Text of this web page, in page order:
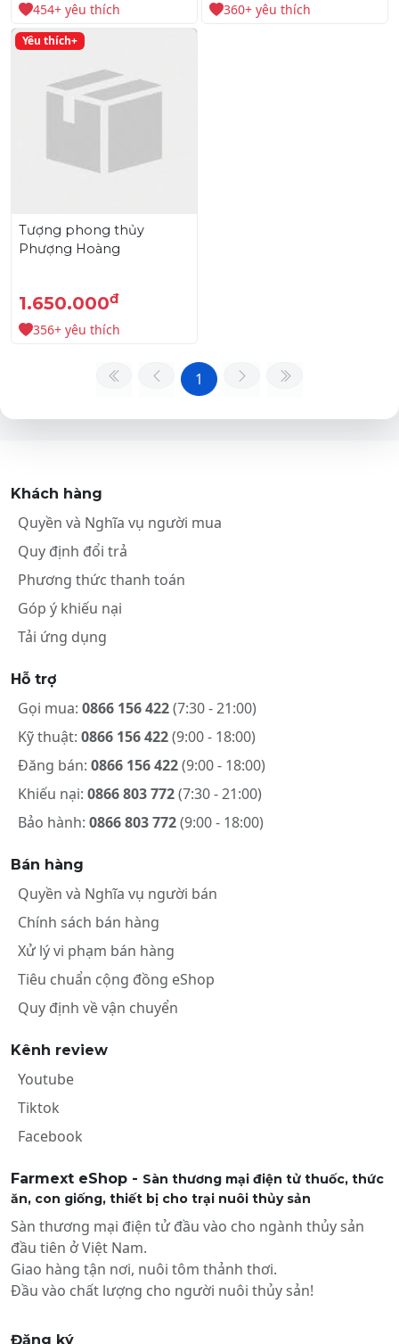
454+ yêu thích
360+ yêu thích
Yêu thích+
Tượng phong thủy
Phượng Hoàng
1.650.000đ
356+ yêu thích
1
Khách hàng
Quyền và Nghĩa vụ người mua
Quy định đổi trả
Phương thức thanh toán
Góp ý khiếu nại
Tải ứng dụng
Hỗ trợ
Gọi mua: 0866 156 422(7:30 - 21:00)
Kỹ thuật: 0866 156 422(9:00 - 18:00)
Đăng bán: 0866 156 422(9:00 - 18:00)
Khiếu nại: 0866 803 772(7:30 - 21:00)
Bảo hành: 0866 803 772(9:00 - 18:00)
Bán hàng
Quyền và Nghĩa vụ người bán
Chính sách bán hàng
Xử lý vi phạm bán hàng
Tiêu chuẩn cộng đồng eShop
Quy định về vận chuyển
Kênh review
Youtube
Tiktok
Facebook
Farmext eShop - Sàn thương mại điện tử thuốc, thức
ăn, con giống, thiết bị cho trại nuôi thủy sản
Sàn thương mại điện tử đầu vào cho ngành thủy sản
đầu tiên ở Việt Nam.
Giao hàng tận nơi, nuôi tôm thảnh thơi.
Đầu vào chất lượng cho người nuôi thủy sản!
Đăng ký